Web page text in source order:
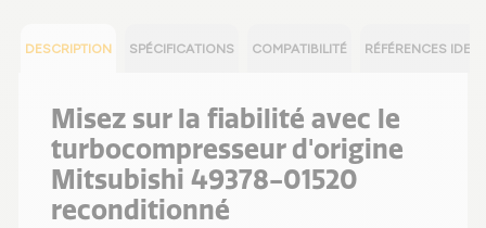
DESCRIPTION SPÉCIFICATIONS COMPATIBILITÉ RÉFÉRENCES
Misez sur la fiabilité avec le
turbocompresseur d'origine
Mitsubishi 49378-01520
reconditionné